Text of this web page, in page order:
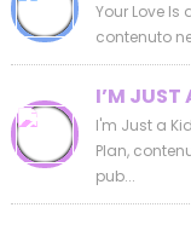
Your Love Is
contenuto
I’M JUST
I'm Just a
Plan,
pub...